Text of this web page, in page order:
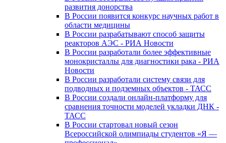
развития донорства
В России появится конкурс научных работ в
области медицины
В России разрабатывают способ защиты
реакторов АЭС - РИА Новости
В России разработали более эффективные
монокристаллы для диагностики рака - РИА
Новости
В России разработали систему связи для
подводных и подземных объектов - ТАСС
В России создали онлайн-платформу для
сравнения точности моделей укладки ДНК -
ТАСС
В России стартовал новый сезон
Всероссийской олимпиады студентов «Я —